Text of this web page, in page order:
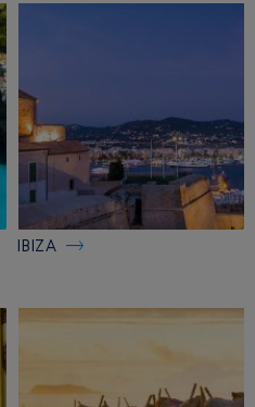
IBIZA